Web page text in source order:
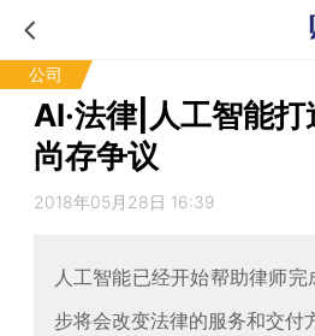
公司
AI·法律|人工智能
尚存争议
2018年05月28日 16:39
人工智能已经开始帮助律师
步将会改变法律的服务和交付